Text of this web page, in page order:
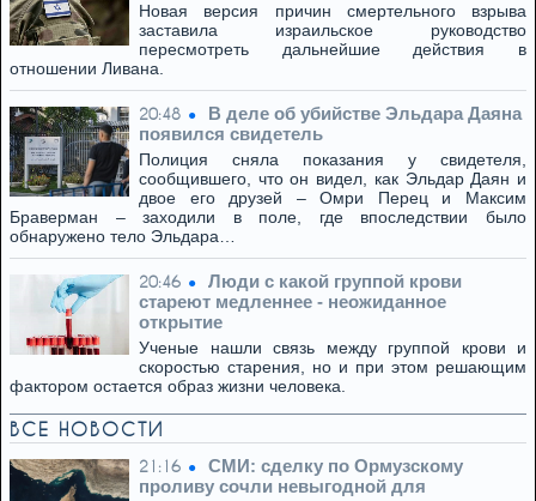
Новая версия причин смертельного взрыва
заставила израильское руководство
пересмотреть дальнейшие действия в
отношении Ливана.
20:48
В деле об убийстве Эльдара Даяна
появился свидетель
Полиция сняла показания у свидетеля,
сообщившего, что он видел, как Эльдар Даян и
двое его друзей – Омри Перец и Максим
Браверман – заходили в поле, где впоследствии было
обнаружено тело Эльдара…
20:46
Люди с какой группой крови
стареют медленнее - неожиданное
открытие
Ученые нашли связь между группой крови и
скоростью старения, но и при этом решающим
фактором остается образ жизни человека.
ВСЕ НОВОСТИ
21:16
СМИ: сделку по Ормузскому
проливу сочли невыгодной для